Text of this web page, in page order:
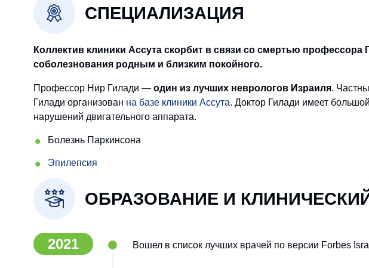
СПЕЦИАЛИЗАЦИЯ
Коллектив клиники Ассута скорбит в связи со смертью профессора
соболезнования родным и близким покойного.
Профессор Нир Гилади — один из лучших неврологов Израиля.
Гилади организован на базе клиники Ассута. Доктор Гилади имеет
нарушений двигательного аппарата.
Болезнь Паркинсона
Эпилепсия
ОБРАЗОВАНИЕ И
2021 Вошел в список лучших врачей по версии Forbes